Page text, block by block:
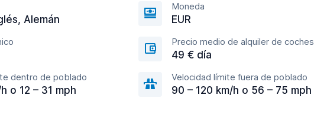
Alemán
Moneda
EUR
Precio medio de alquiler de coches
49 € día
dentro de poblado
o 12 – 31 mph
Velocidad límite fuera de poblado
90 – 120 km/h o 56 – 75 mph